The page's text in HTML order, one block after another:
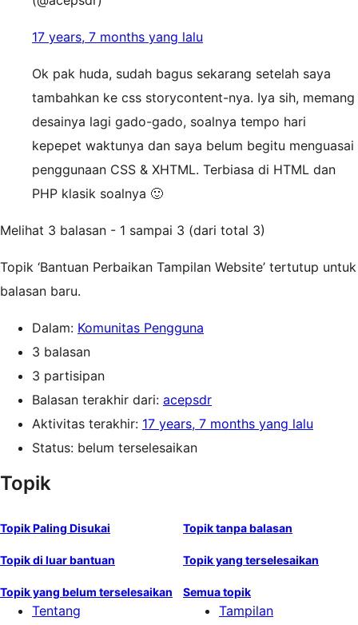
17 years, 7 months yang lalu
Ok pak huda, sudah bagus sekarang setelah saya
tambahkan ke css storycontent-nya. Iya sih, memang
desainya lagi gado-gado, soalnya tempo hari
kepepet waktunya dan saya belum begitu menguasai
penggunaan CSS & XHTML. Terbiasa di HTML dan
PHP klasik soalnya 🙂
Melihat 3 balasan - 1 sampai 3 (dari total 3)
Topik ‘Bantuan Perbaikan Tampilan Website’ tertutup untuk
balasan baru.
Dalam: Komunitas Pengguna
3 balasan
3 partisipan
Balasan terakhir dari: acepsdr
Aktivitas terakhir: 17 years, 7 months yang lalu
Status: belum terselesaikan
Topik
Topik Paling Disukai Topik tanpa balasan
Topik di luar bantuan Topik yang terselesaikan
Topik yang belum terselesaikan Semua topik
Tentang
Tampilan